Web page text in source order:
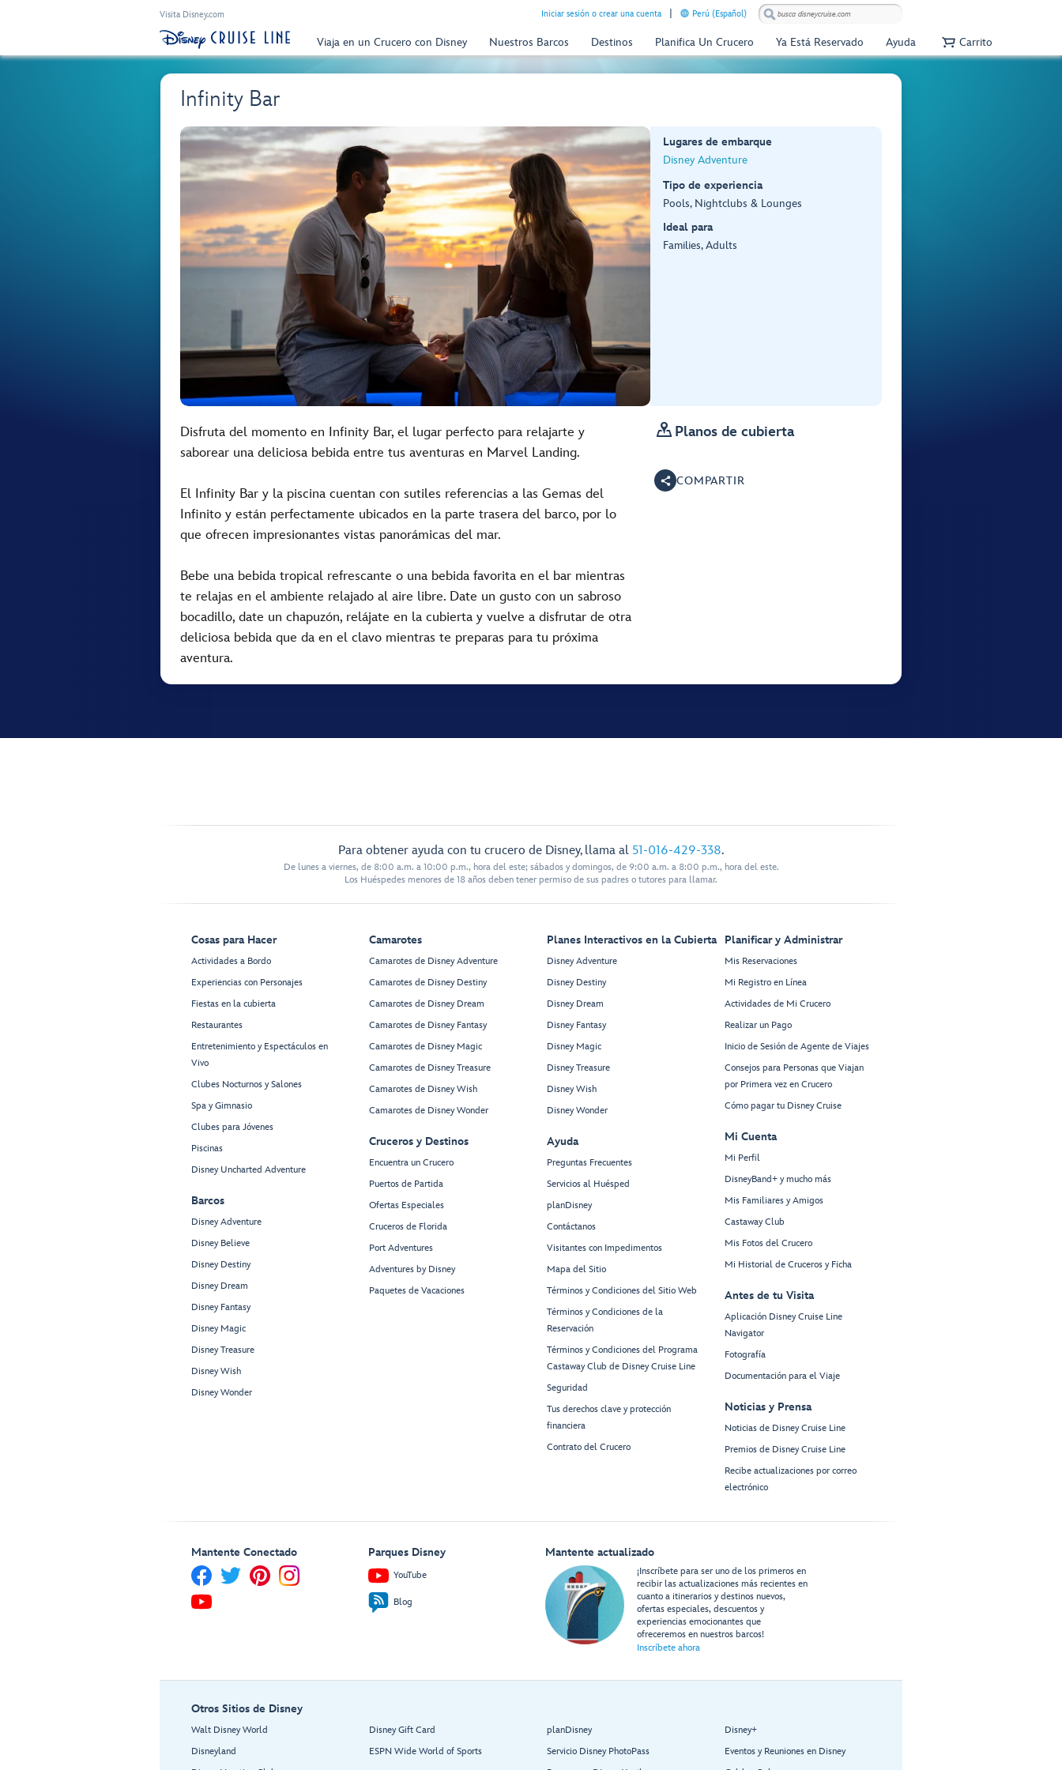
Visita Disney.com Iniciar sesión o crear una cuenta Perú (Español)
Viaja en un Crucero con Disney Nuestros Barcos Destinos Planifica Un Crucero Ya Está Reservado Ayuda Carrito
Infinity Bar
Lugares de embarque
Disney Adventure
Tipo de experiencia
Pools, Nightclubs & Lounges
Ideal para
Families, Adults
Disfruta del momento en Infinity Bar, el lugar perfecto para relajarte y
saborear una deliciosa bebida entre tus aventuras en Marvel Landing.
El Infinity Bar y la piscina cuentan con sutiles referencias a las Gemas del
Infinito y están perfectamente ubicados en la parte trasera del barco, por lo
que ofrecen impresionantes vistas panorámicas del mar.
Bebe una bebida tropical refrescante o una bebida favorita en el bar mientras
te relajas en el ambiente relajado al aire libre. Date un gusto con un sabroso
bocadillo, date un chapuzón, relájate en la cubierta y vuelve a disfrutar de otra
deliciosa bebida que da en el clavo mientras te preparas para tu próxima
aventura.
 Planos de cubierta
COMPARTIR
Para obtener ayuda con tu crucero de Disney, llama al 51-016-429-338.
De lunes a viernes, de 8:00 a.m. a 10:00 p.m., hora del este; sábados y domingos, de 9:00 a.m. a 8:00 p.m., hora del este.
Los Huéspedes menores de 18 años deben tener permiso de sus padres o tutores para llamar.
Cosas para Hacer
Actividades a Bordo
Experiencias con Personajes
Fiestas en la cubierta
Restaurantes
Entretenimiento y Espectáculos en
Vivo
Clubes Nocturnos y Salones
Spa y Gimnasio
Clubes para Jóvenes
Piscinas
Disney Uncharted Adventure
Barcos
Disney Adventure
Disney Believe
Disney Destiny
Disney Dream
Disney Fantasy
Disney Magic
Disney Treasure
Disney Wish
Disney Wonder
Camarotes
Camarotes de Disney Adventure
Camarotes de Disney Destiny
Camarotes de Disney Dream
Camarotes de Disney Fantasy
Camarotes de Disney Magic
Camarotes de Disney Treasure
Camarotes de Disney Wish
Camarotes de Disney Wonder
Cruceros y Destinos
Encuentra un Crucero
Puertos de Partida
Ofertas Especiales
Cruceros de Florida
Port Adventures
Adventures by Disney
Paquetes de Vacaciones
Planes Interactivos en la Cubierta
Disney Adventure
Disney Destiny
Disney Dream
Disney Fantasy
Disney Magic
Disney Treasure
Disney Wish
Disney Wonder
Ayuda
Preguntas Frecuentes
Servicios al Huésped
planDisney
Contáctanos
Visitantes con Impedimentos
Mapa del Sitio
Términos y Condiciones del Sitio Web
Términos y Condiciones de la
Reservación
Términos y Condiciones del Programa
Castaway Club de Disney Cruise Line
Seguridad
Tus derechos clave y protección
financiera
Contrato del Crucero
Planificar y Administrar
Mis Reservaciones
Mi Registro en Línea
Actividades de Mi Crucero
Realizar un Pago
Inicio de Sesión de Agente de Viajes
Consejos para Personas que Viajan
por Primera vez en Crucero
Cómo pagar tu Disney Cruise
Mi Cuenta
Mi Perfil
DisneyBand+ y mucho más
Mis Familiares y Amigos
Castaway Club
Mis Fotos del Crucero
Mi Historial de Cruceros y Ficha
Antes de tu Visita
Aplicación Disney Cruise Line
Navigator
Fotografía
Documentación para el Viaje
Noticias y Prensa
Noticias de Disney Cruise Line
Premios de Disney Cruise Line
Recibe actualizaciones por correo
electrónico
Mantente Conectado Parques Disney
YouTube
Blog
Mantente actualizado
¡Inscríbete para ser uno de los primeros en
recibir las actualizaciones más recientes en
cuanto a itinerarios y destinos nuevos,
ofertas especiales, descuentos y
experiencias emocionantes que
ofreceremos en nuestros barcos!
Inscríbete ahora
Otros Sitios de Disney
Walt Disney World
Disneyland
Disney Gift Card
ESPN Wide World of Sports
planDisney
Servicio Disney PhotoPass
Disney+
Eventos y Reuniones en Disney